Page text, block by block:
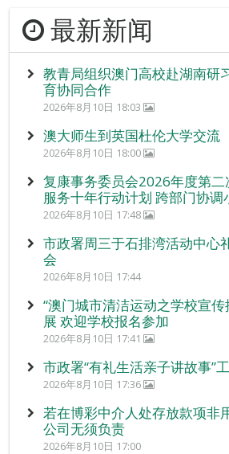
最新新闻
教青局组织澳门高校赴湖南研
育协同合作
2026年8月10日 18:03
澳大师生到英国杜伦大学交流
2026年8月10日 18:00
复康事务委员会2026年度第二
服务十年行动计划 跨部门协调
2026年8月10日 17:48
市政署周三于石排湾活动中心
会
2026年8月10日 17:44
“澳门城市清洁运动之学校宣
展 欢迎学校报名参加
2026年8月10日 17:41
市政署“有礼生活亲子讲故事”
2026年8月10日 17:36
若在博彩中介人处存放款项非
公司无须负责
2026年8月10日 17:00